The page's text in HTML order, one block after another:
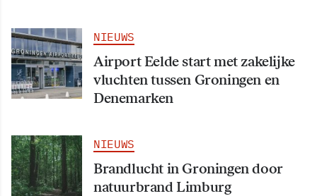
NIEUWS
Airport Eelde start met zakelijke
vluchten tussen Groningen en
Denemarken
NIEUWS
Brandlucht in Groningen door
natuurbrand Limburg